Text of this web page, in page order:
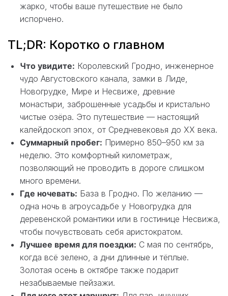
жарко, чтобы ваше путешествие не было
испорчено.
TL;DR: Коротко о главном
Что увидите: Королевский Гродно, инженерное
чудо Августовского канала, замки в Лиде,
Новогрудке, Мире и Несвиже, древние
монастыри, заброшенные усадьбы и кристально
чистые озёра. Это путешествие — настоящий
калейдоскоп эпох, от Средневековья до XX века.
Суммарный пробег: Примерно 850–950 км за
неделю. Это комфортный километраж,
позволяющий не проводить в дороге слишком
много времени.
Где ночевать: База в Гродно. По желанию —
одна ночь в агроусадьбе у Новогрудка для
деревенской романтики или в гостинице Несвижа,
чтобы почувствовать себя аристократом.
Лучшее время для поездки: С мая по сентябрь,
когда всё зелено, а дни длинные и тёплые.
Золотая осень в октябре также подарит
незабываемые пейзажи.